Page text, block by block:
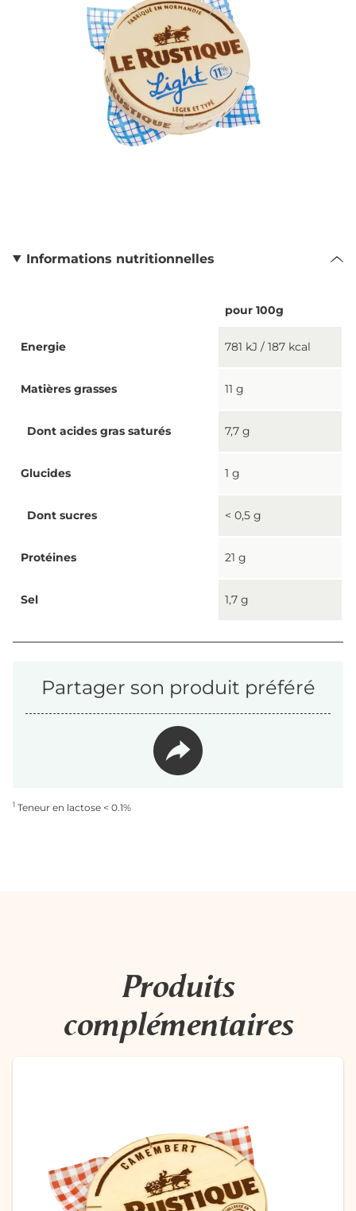
Informations nutritionnelles
pour 100g
Energie 781 kJ / 187 kcal
Matières grasses 11 g
Dont acides gras saturés 7,7 g
Glucides 1 g
Dont sucres < 0,5 g
Protéines 21 g
Sel 1,7 g
Partager son produit préféré
1 Teneur en lactose < 0.1%
Produits
complémentaires